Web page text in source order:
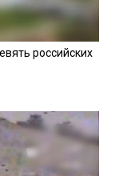
российских